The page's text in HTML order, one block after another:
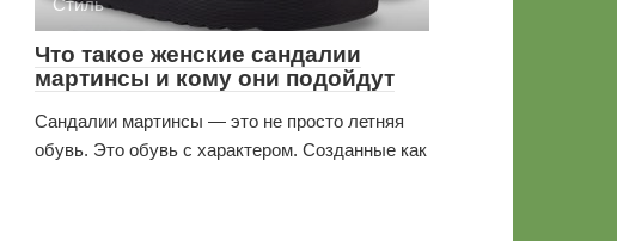
Стиль
Что такое женские сандалии
мартинсы и кому они подойдут
Сандалии мартинсы — это не просто летняя
обувь. Это обувь с характером. Созданные как